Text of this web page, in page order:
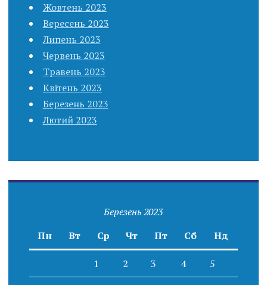
Жовтень 2023
Вересень 2023
Липень 2023
Червень 2023
Травень 2023
Квітень 2023
Березень 2023
Лютий 2023
Березень 2023
Пн
Вт Ср Чт Пт Сб Нд
1 2 3 4 5